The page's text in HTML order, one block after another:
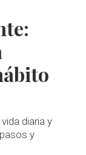
diaria y
y